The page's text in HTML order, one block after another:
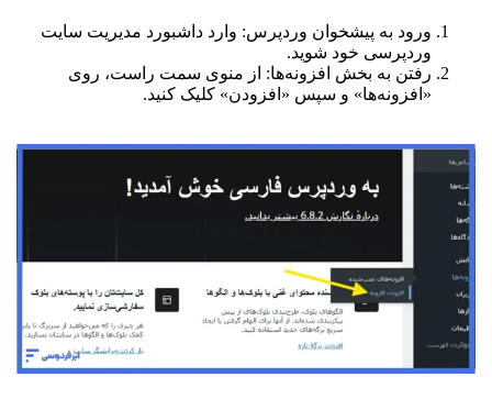
ورود به پیشخوان وردپرس: وارد داشبورد مدیریت سایت
وردپرسی خود شوید.
رفتن به بخش افزونه‌ها: از منوی سمت راست، روی
«افزونه‌ها» و سپس «افزودن» کلیک کنید.